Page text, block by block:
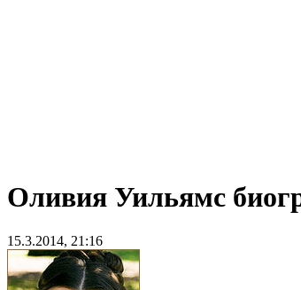
Оливия Уильямс
15.3.2014, 21:16